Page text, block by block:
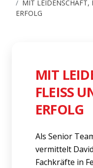
MIT LEIDENSCHAFT,
ERFOLG
MIT
FLEISS
ERFOLG
Als Senior
vermittelt
Fachkräfte in